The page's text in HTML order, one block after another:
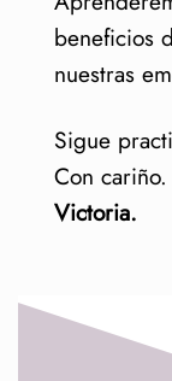
beneficios
nuestras
Sigue
Con cariño.
Victoria.